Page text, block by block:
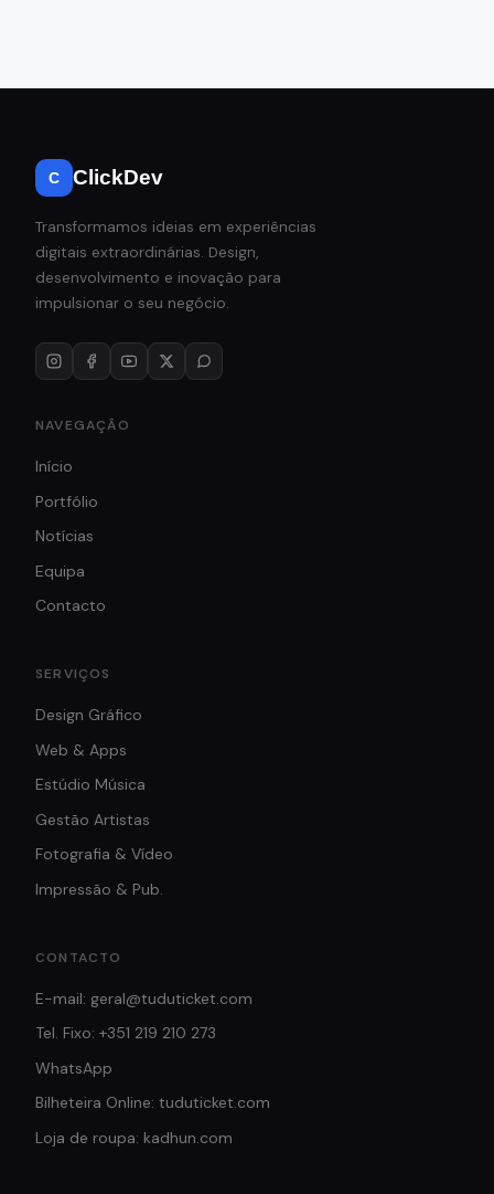
C ClickDev
Transformamos ideias em experiências
digitais extraordinárias. Design,
desenvolvimento e inovação para
impulsionar o seu negócio.
NAVEGAÇÃO
Início
Portfólio
Notícias
Equipa
Contacto
SERVIÇOS
Design Gráfico
Web & Apps
Estúdio Música
Gestão Artistas
Fotografia & Vídeo
Impressão & Pub.
CONTACTO
E-mail: geral@tuduticket.com
Tel. Fixo: +351 219 210 273
WhatsApp
Bilheteira Online: tuduticket.com
Loja de roupa: kadhun.com